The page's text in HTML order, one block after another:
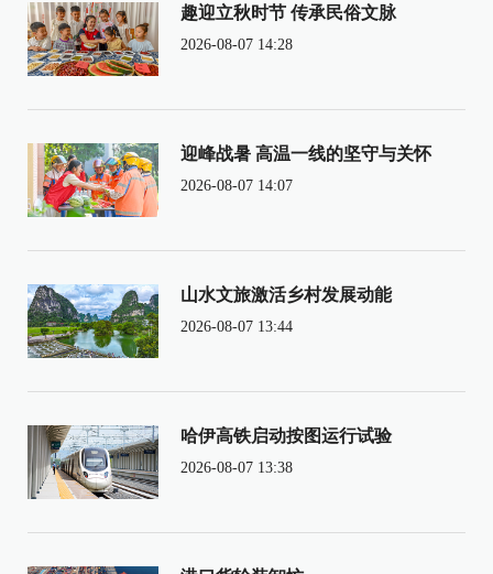
趣迎立秋时节 传承民俗文脉
2026-08-07 14:28
迎峰战暑 高温一线的坚守与关怀
2026-08-07 14:07
山水文旅激活乡村发展动能
2026-08-07 13:44
哈伊高铁启动按图运行试验
2026-08-07 13:38